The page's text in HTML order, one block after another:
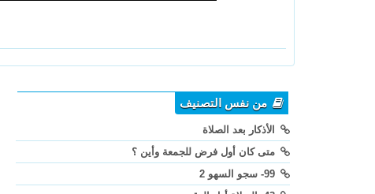
من نفس التصنيف
الأذكار بعد الصلاة
متى كان أول فرض للجمعة وأين ؟